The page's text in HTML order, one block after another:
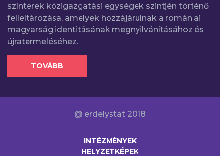
színterek közigazgatási egységek szintjén történő
felleltározása, amelyek hozzájárulnak a romániai
magyarság identitásának megnyilvánításához és
újratermeléséhez.
TOVÁBB
@ erdelystat 2018
INTÉZMÉNYEK
HELYZETKÉPEK